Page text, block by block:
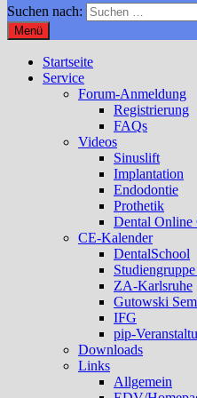
Suchen nach:
Menü
Startseite
Service
Forum-Anmeldung
Registrierung
FAQs
Videos
Sinuslift
Implantation
Endodontie
Prothetik
Dental Online
CE-Kalender
DentalSchool
ZA-Karlsruhe
Gutowski
IFG
pip-
Downloads
Links
Allgemein